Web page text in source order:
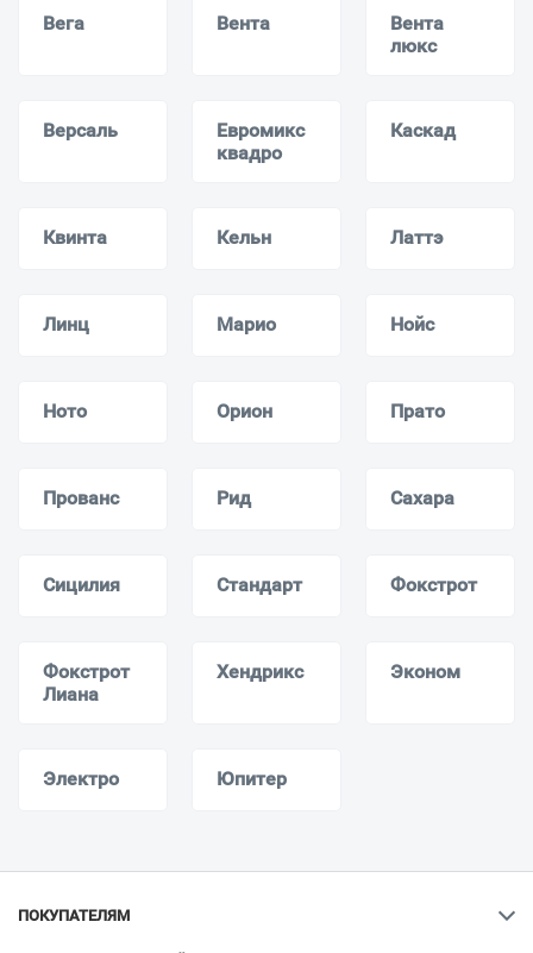
Вега Вента
Вента
люкс
Версаль
Евромикс
квадро
Каскад
Квинта Кельн Латтэ
Линц Марио Нойс
Ното Орион Прато
Прованс Рид Сахара
Сицилия Стандарт Фокстрот
Фокстрот
Лиана
Хендрикс Эконом
Электро Юпитер
ПОКУПАТЕЛЯМ